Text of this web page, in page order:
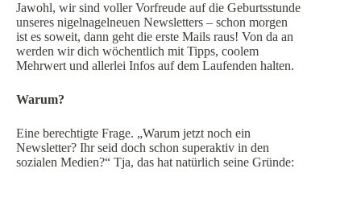
Jawohl, wir sind voller Vorfreude auf die Geburtsstunde
unseres nigelnagelneuen Newsletters – schon morgen
ist es soweit, dann geht die erste Mails raus! Von da an
werden wir dich wöchentlich mit Tipps, coolem
Mehrwert und allerlei Infos auf dem Laufenden halten.
Warum?
Eine berechtigte Frage. „Warum jetzt noch ein
Newsletter? Ihr seid doch schon superaktiv in den
sozialen Medien?“ Tja, das hat natürlich seine Gründe: